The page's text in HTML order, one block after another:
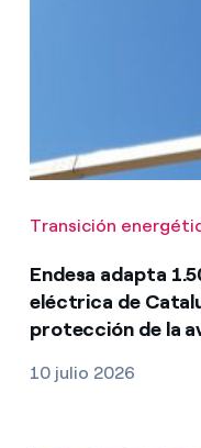
Transición
Endesa adapta
eléctrica de
protección de la
10 julio 2026